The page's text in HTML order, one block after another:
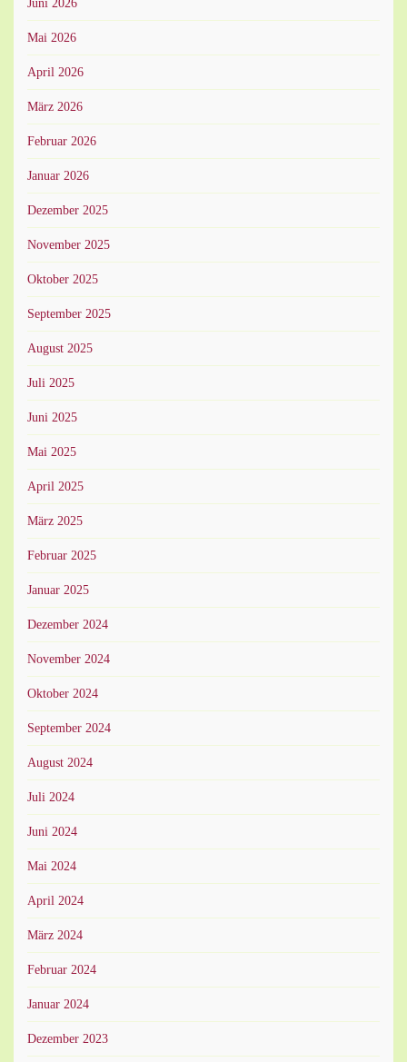
Juni 2026
Mai 2026
April 2026
März 2026
Februar 2026
Januar 2026
Dezember 2025
November 2025
Oktober 2025
September 2025
August 2025
Juli 2025
Juni 2025
Mai 2025
April 2025
März 2025
Februar 2025
Januar 2025
Dezember 2024
November 2024
Oktober 2024
September 2024
August 2024
Juli 2024
Juni 2024
Mai 2024
April 2024
März 2024
Februar 2024
Januar 2024
Dezember 2023